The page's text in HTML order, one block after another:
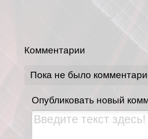
Комментарии
Пока не было
Опубликовать новый